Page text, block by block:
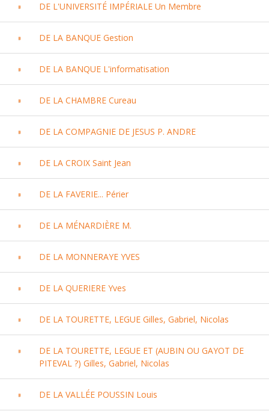
DE L'UNIVERSITÉ IMPÉRIALE Un Membre
DE LA BANQUE Gestion
DE LA BANQUE L'informatisation
DE LA CHAMBRE Cureau
DE LA COMPAGNIE DE JESUS P. ANDRE
DE LA CROIX Saint Jean
DE LA FAVERIE... Périer
DE LA MÉNARDIÈRE M.
DE LA MONNERAYE YVES
DE LA QUERIERE Yves
DE LA TOURETTE, LEGUE Gilles, Gabriel, Nicolas
DE LA TOURETTE, LEGUE ET (AUBIN OU GAYOT DE
PITEVAL ?) Gilles, Gabriel, Nicolas
DE LA VALLÉE POUSSIN Louis